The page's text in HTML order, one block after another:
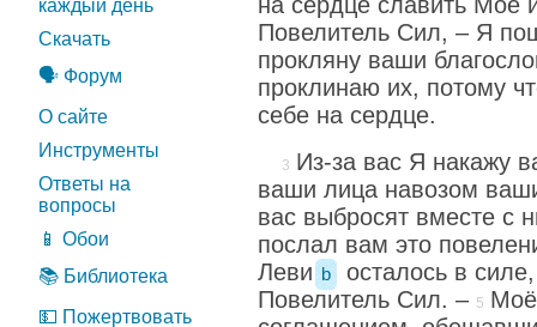
каждый день
Скачать
🗣️ Форум
О сайте
Инструменты
Ответы на
вопросы
📱 Обои
📚 Библиотека
💵 Пожертвовать
Повелитель Сил, – Я
прокляну ваши
проклинаю их, потому
себе на сердце.
Из-за вас Я накажу
ваши лица навозом
вас выбросят вместе с
послал вам это
Леви
b
осталось в
Повелитель Сил. –